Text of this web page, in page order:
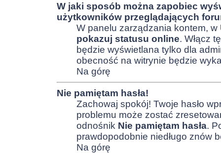
W jaki sposób można zapobiec
użytkowników przeglądających
W panelu zarządzania kontem, w
pokazuj statusu online. Włącz
będzie wyświetlana tylko dla
obecność na witrynie będzie
Na górę
Nie pamiętam hasła!
Zachowaj spokój! Twoje hasło
problemu może zostać
odnośnik Nie pamiętam hasła.
prawdopodobnie niedługo znów
Na górę